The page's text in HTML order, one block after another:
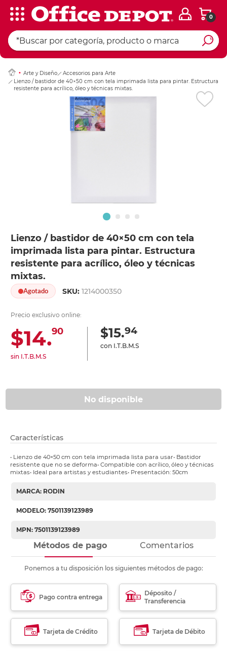
0
Arte y Diseño
Accesorios para Arte
Lienzo / bastidor de 40×50 cm con tela imprimada lista para pintar. Estructura
resistente para acrílico, óleo y técnicas mixtas.
Lienzo / bastidor de 40×50 cm con tela
imprimada lista para pintar. Estructura
resistente para acrílico, óleo y técnicas
mixtas.
Agotado SKU:1214000350
Precio exclusivo online:
$14.90
sin I.T.B.M.S
$15.94
con I.T.B.M.S
No disponible
Ingresar Codigo
Características
• Lienzo de 40×50 cm con tela imprimada lista para usar• Bastidor
resistente que no se deforma• Compatible con acrílico, óleo y técnicas
mixtas• Ideal para artistas y estudiantes• Presentación: 50cm
MARCA: RODIN
MODELO: 7501139123989
MPN: 7501139123989
Métodos de pago Comentarios
Ponemos a tu disposición los siguientes métodos de pago:
Pago contra entrega
Déposito /
Transferencia
Tarjeta de Crédito Tarjeta de Débito